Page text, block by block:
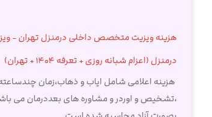
هزینه ویزیت متخصص داخلی درمنزل تهران -
درمنزل (اعزام شبانه روزی + تعرفه 1404 + تهران)
هزینه اعلامی شامل ایاب و ذهاب،زمان
،تشخیص و اوردر و مشاوره های بعددرمان می